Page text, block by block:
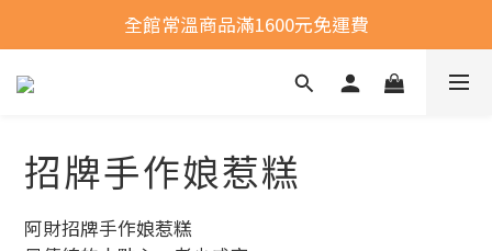
全館常溫商品滿1600元免運費
全館常溫商品滿1600元免運費
選購商品運費問題
招牌手作娘惹糕
阿財招牌手作娘惹糕